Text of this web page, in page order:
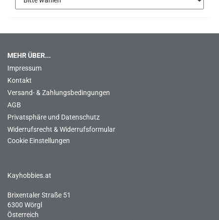
MEHR ÜBER...
Impressum
Kontakt
Versand- & Zahlungsbedingungen
AGB
Privatsphäre und Datenschutz
Widerrufsrecht & Widerrufsformular
Cookie Einstellungen
Kayhobbies.at
Brixentaler Straße 51
6300 Wörgl
Österreich